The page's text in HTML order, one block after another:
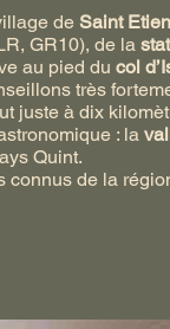
de Saint
GR10), de la
au pied du col
très
juste à dix
: la
Quint.
connus de la